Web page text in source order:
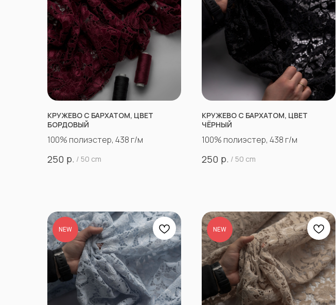
КРУЖЕВО С БАРХАТОМ, ЦВЕТ
БОРДОВЫЙ
100% полиэстер, 438 г/м
250 р. / 50 cm
КРУЖЕВО С БАРХАТОМ, ЦВЕТ
ЧЁРНЫЙ
100% полиэстер, 438 г/м
250 р. / 50 cm
NEW NEW